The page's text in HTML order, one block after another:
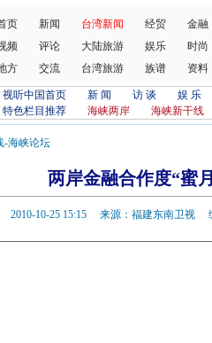
页 新闻 台湾新闻 经贸
金融
频
评论 大陆旅游 娱乐
时尚
方
交流 台湾旅游 族谱 资料
视听中国首页 新 闻 访 谈
娱 乐
特色栏目推荐
海峡两岸 海峡新干线
-海峡论坛
两岸金融合作度“蜜
2010-10-25 15:15 来源：福建东南卫视